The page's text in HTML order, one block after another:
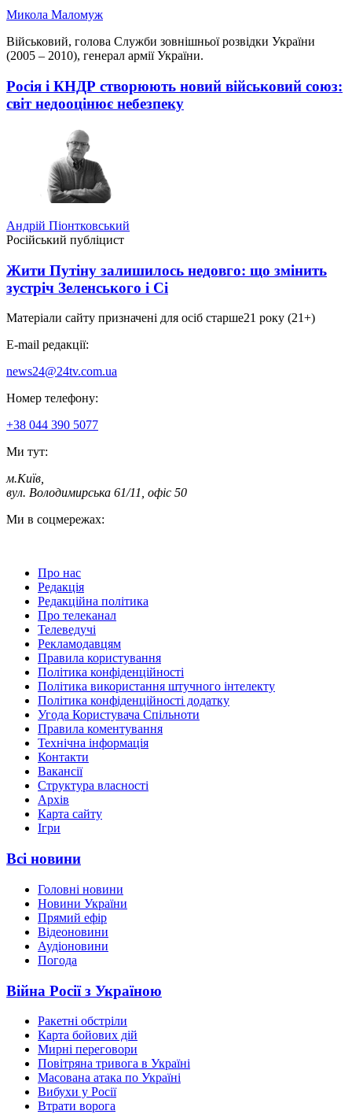
Микола Маломуж
Військовий, голова Служби зовнішньої розвідки України
(2005 – 2010), генерал армії України.
Росія і КНДР створюють новий військовий союз:
світ недооцінює небезпеку
Андрій Піонтковський
Російський публіцист
Жити Путіну залишилось недовго: що змінить
зустріч Зеленського і Сі
Матеріали сайту призначені для осіб старше21 року (21+)
E-mail редакції:
news24@24tv.com.ua
Номер телефону:
+38 044 390 5077
Ми тут:
м.Київ
вул. Володимирська 61/11, офіс 50
Ми в соцмережах:
Про нас
Редакція
Редакційна політика
Про телеканал
Телеведучі
Рекламодавцям
Правила користування
Політика конфіденційності
Політика використання штучного інтелекту
Політика конфіденційності додатку
Угода Користувача Спільноти
Правила коментування
Технічна інформація
Контакти
Вакансії
Структура власності
Архів
Карта сайту
Ігри
Всі новини
Головні новини
Новини України
Прямий ефір
Відеоновини
Аудіоновини
Погода
Війна Росії з Україною
Ракетні обстріли
Карта бойових дій
Мирні переговори
Повітряна тривога в Україні
Масована атака по Україні
Вибухи у Росії
Втрати ворога